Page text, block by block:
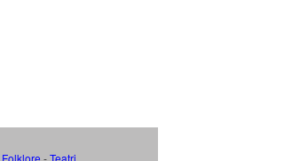
Folklore -Teatri